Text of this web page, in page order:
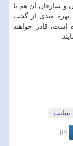
و سارقان آن هم با
بهره مندی از گجت
است، قادر خواهند
سایت
(0)